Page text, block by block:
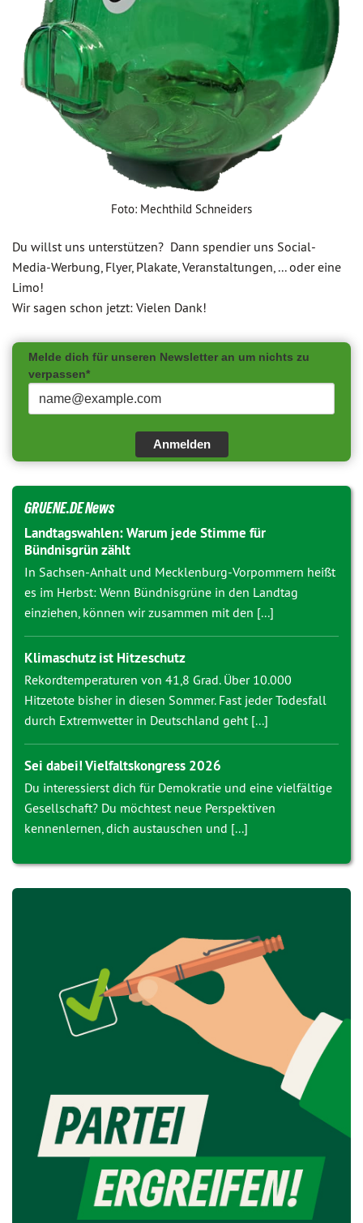
Foto: Mechthild Schneiders
Du willst uns unterstützen? Dann spendier uns Social-
Media-Werbung, Flyer, Plakate, Veranstaltungen, ... oder eine
Limo!
Wir sagen schon jetzt: Vielen Dank!
Melde dich für unseren Newsletter an um nichts zu
verpassen*
Anmelden
GRUENE.DE News
Landtagswahlen: Warum jede Stimme für
Bündnisgrün zählt
In Sachsen-Anhalt und Mecklenburg-Vorpommern heißt
es im Herbst: Wenn Bündnisgrüne in den Landtag
einziehen, können wir zusammen mit den [...]
Klimaschutz ist Hitzeschutz
Rekordtemperaturen von 41,8 Grad. Über 10.000
Hitzetote bisher in diesen Sommer. Fast jeder Todesfall
durch Extremwetter in Deutschland geht [...]
Sei dabei! Vielfaltskongress 2026
Du interessierst dich für Demokratie und eine vielfältige
Gesellschaft? Du möchtest neue Perspektiven
kennenlernen, dich austauschen und [...]